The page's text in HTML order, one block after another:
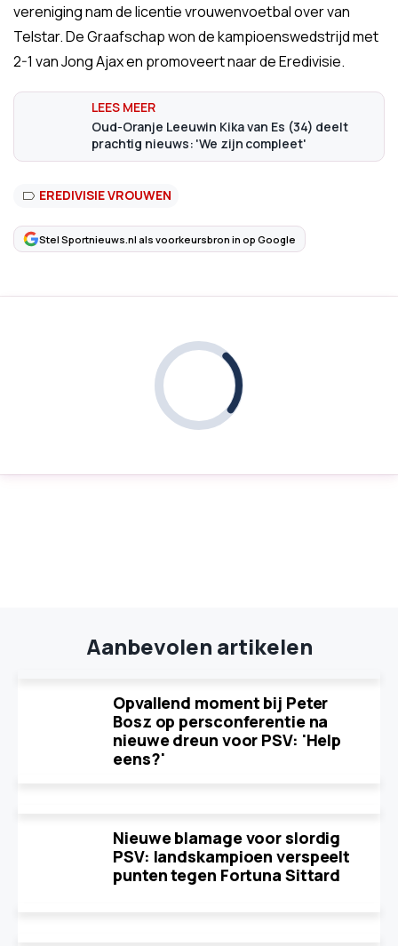
vereniging nam de licentie vrouwenvoetbal over van
Telstar. De Graafschap won de kampioenswedstrijd met
2-1 van Jong Ajax en promoveert naar de Eredivisie.
Oud‑Oranje Leeuwin Kika van Es (34) deelt
prachtig nieuws: 'We zijn compleet'
EREDIVISIE VROUWEN
Stel Sportnieuws.nl als voorkeursbron in op Google
Aanbevolen artikelen
Opvallend moment bij Peter
Bosz op persconferentie na
nieuwe dreun voor PSV: 'Help
eens?'
Nieuwe blamage voor slordig
PSV: landskampioen verspeelt
punten tegen Fortuna Sittard